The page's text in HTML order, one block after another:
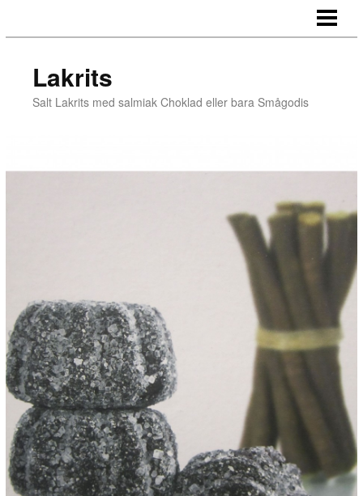
TJÄNSTER
Lakrits
Salt Lakrits med salmiak Choklad eller bara Smågodis